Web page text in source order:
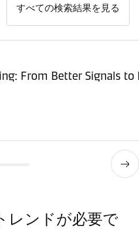
すべての検索結果を見る
From Better Signals to
レンドが必要で